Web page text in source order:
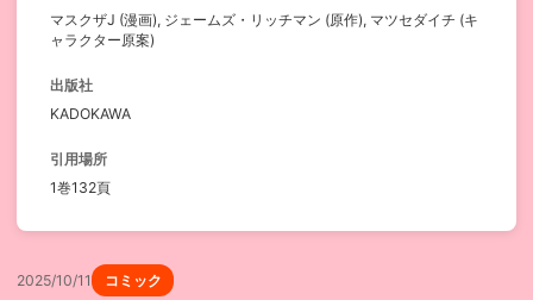
マスクザJ (漫画), ジェームズ・リッチマン (原作), マツセダイチ (キ
ャラクター原案)
出版社
KADOKAWA
引用場所
1巻132頁
2025/10/11 コミック